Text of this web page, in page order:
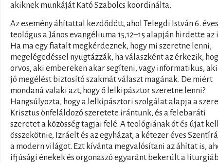
akiknek munkáját Kató Szabolcs koordinálta.
Az esemény áhítattal kezdődött, ahol Telegdi István 6. éves
teológus a János evangéliuma 15,12–15 alapján hirdette az
Ha ma egy fiatalt megkérdeznek, hogy mi szeretne lenni,
megelégedéssel nyugtázzák, ha válaszként az érkezik,
orvos, aki embereken akar segíteni, vagy informatikus,
jó megélést biztosító szakmát választ magának. De miért
mondaná valaki azt, hogy ő lelkipásztor szeretne lenni?
Hangsúlyozta, hogy a lelkipásztori szolgálat alapja a
Krisztus önfeláldozó szeretete irántunk, és a felebaráti
szeretet a közösség tagjai felé. A teológiának ót és újat
összekötnie, Izráelt és az egyházat, a kétezer éves
a modern világot. Ezt kívánta megvalósítani az áhítat is,
ifjúsági énekek és orgonaszó egyaránt bekerült a